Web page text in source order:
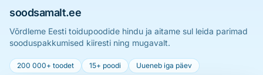
soodsamalt.ee
Võrdleme Eesti toidupoodide hindu ja aitame sul leida parimad
sooduspakkumised kiiresti ning mugavalt.
200 000+ toodet 15+ poodi Uueneb iga päev